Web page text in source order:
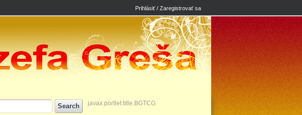
Prihlásiť / Zaregistrovať sa
javax.portlet.title.BGTCG